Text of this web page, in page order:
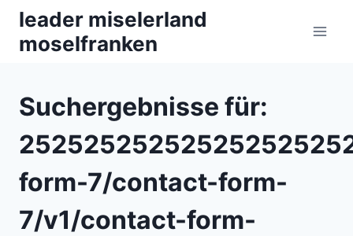
Zum
Inhalt
springen
leader miselerland
moselfranken
Suchergebnisse für:
form-7/contact-form-
7/v1/contact-form-